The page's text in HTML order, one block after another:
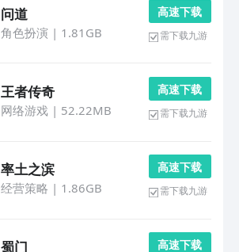
问道
角色扮演 | 1.81GB
高 速 下 载
需下载九游
王者传奇
网络游戏| 52.22MB
高 速 下 载
需下载九游
率土之滨
经营策略 | 1.86GB
高 速 下 载
需下载九游
蜀门 高 速 下 载